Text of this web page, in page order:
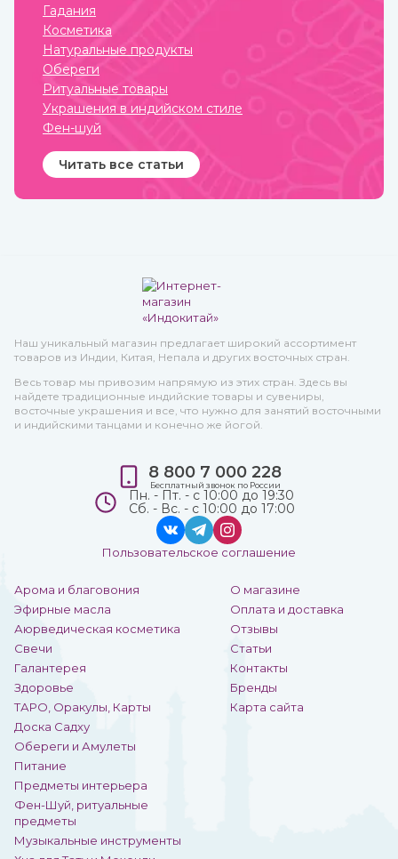
заболеваниями.
Рекомендован для приема
Гадания
Косметика
Натуральные продукты
Обереги
Ритуальные товары
Украшения в индийском стиле
Фен-шуй
Читать все статьи
Наш уникальный магазин предлагает широкий ассортимент
товаров из Индии, Китая, Непала и других восточных стран.
Весь товар мы привозим напрямую из этих стран. Здесь вы
найдете традиционные индийские товары и сувениры,
восточные украшения и все, что нужно для занятий восточными
и индийскими танцами и конечно же йогой.
Арома и благовония
Эфирные масла
Аюрведическая косметика
Свечи
Галантерея
Здоровье
ТАРО, Оракулы, Карты
Доска Садху
Обереги и Амулеты
Питание
Предметы интерьера
Фен-Шуй, ритуальные
предметы
Музыкальные инструменты
О магазине
Оплата и доставка
Отзывы
Статьи
Контакты
Бренды
Карта сайта
8 800 7 000 228
Бесплатный звонок по России
Пн. - Пт. - с 10:00 до 19:30
Сб. - Вс. - с 10:00 до 17:00
Пользовательское соглашение